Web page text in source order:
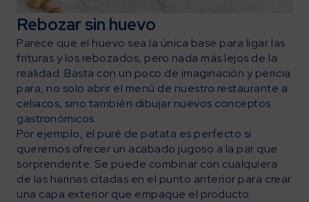
Rebozar sin huevo
Parece que el huevo sea la única base para ligar las
frituras y los rebozados, pero nada más lejos de la
realidad. Basta con un poco de imaginación y pericia
para, no solo abrir el menú de nuestro restaurante a
celiacos, sino también dibujar nuevos conceptos
gastronómicos.
Por ejemplo, el puré de patata es perfecto si
queremos ofrecer un acabado jugoso a la par que
sorprendente. Se puede combinar con cualquiera
de las harinas citadas en el punto anterior para crear
una capa exterior que empaque el producto.